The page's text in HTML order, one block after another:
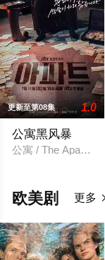
更新至第08集 1.0
公寓黑风暴
公寓 / The
欧美剧 更多